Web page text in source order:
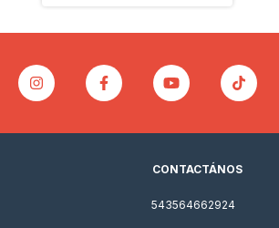
CONTACTÁNOS
543564662924